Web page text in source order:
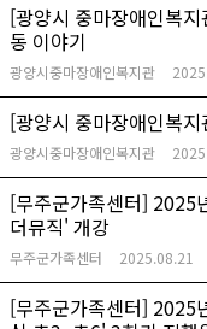
[광양시 중마장애인복
동 이야기
광양시중마장애인복지관
[광양시 중마장애인복
광양시중마장애인복지관
[무주군가족센터] 2025
더뮤직' 개강
무주군가족센터 2025.08.21
[무주군가족센터] 2025